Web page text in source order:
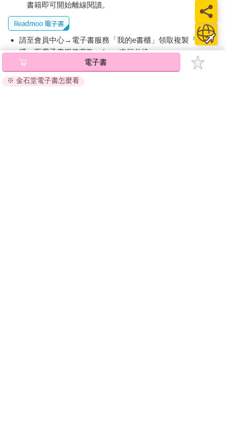
書籍即可開始離線閱讀。
請至會員中心→電子書服務「我的e書櫃」領取複製『兌換
碼』至電子書服務商Readmoo進行兌換。
退換貨須知：
因版權保護，您在金石堂所購買的電子書僅能以金石堂專屬
電子書
※ 金石堂電子書怎麼看